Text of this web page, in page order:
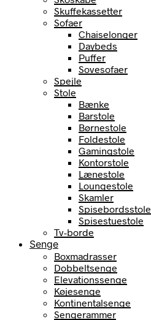
Skuffekassetter
Sofaer
Chaiselonger
Daybeds
Puffer
Sovesofaer
Spejle
Stole
Bænke
Barstole
Børnestole
Foldestole
Gamingstole
Kontorstole
Lænestole
Loungestole
Skamler
Spisebordsstole
Spisestuestole
Tv-borde
Senge
Boxmadrasser
Dobbeltsenge
Elevationssenge
Køjesenge
Kontinentalsenge
Sengerammer